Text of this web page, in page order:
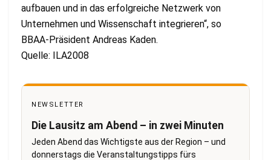
aufbauen und in das erfolgreiche Netzwerk von
Unternehmen und Wissenschaft integrieren“, so
BBAA-Präsident Andreas Kaden.
Quelle: ILA2008
NEWSLETTER
Die Lausitz am Abend – in zwei Minuten
Jeden Abend das Wichtigste aus der Region – und
donnerstags die Veranstaltungstipps fürs